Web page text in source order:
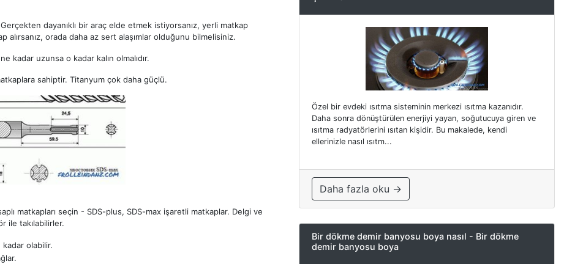
dayanıklı bir araç elde etmek istiyorsanız, yerli matkap
alırsanız, orada daha az sert alaşımlar olduğunu bilmelisiniz.
kadar uzunsa o kadar kalın olmalıdır.
sahiptir. Titanyum çok daha güçlü.
matkapları seçin - SDS-plus, SDS-max işaretli matkaplar. Delgi ve
ile takılabilirler.
kadar olabilir.
Özel bir evdeki ısıtma sisteminin merkezi ısıtma kazanıdır.
Daha sonra dönüştürülen enerjiyi yayan, soğutucuya giren ve
ısıtma radyatörlerini ısıtan kişidir. Bu makalede, kendi
ellerinizle nasıl ısıtm...
Daha fazla oku →
Bir dökme demir banyosu boya nasıl - Bir dökme
demir banyosu boya